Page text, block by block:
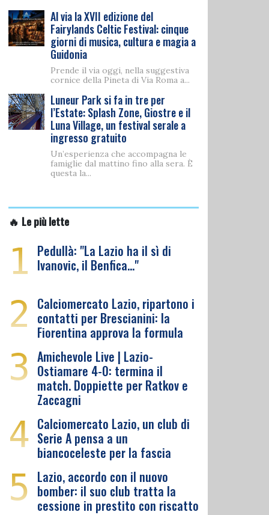
Al via la XVII edizione del
Fairylands Celtic Festival: cinque
giorni di musica, cultura e magia a
Guidonia
Prende il via oggi, nella suggestiva
cornice della Pineta di Via Roma a...
Luneur Park si fa in tre per
l’Estate: Splash Zone, Giostre e il
Luna Village, un festival serale a
ingresso gratuito
Un’esperienza che accompagna le
famiglie dal mattino fino alla sera. È
questa la...
🔥 Le più lette
1 Pedullà: "La Lazio ha il sì di
Ivanovic, il Benfica…"
2 Calciomercato Lazio, ripartono i
contatti per Brescianini: la
Fiorentina approva la formula
3 Amichevole Live | Lazio-
Ostiamare 4-0: termina il
match. Doppiette per Ratkov e
Zaccagni
4 Calciomercato Lazio, un club di
Serie A pensa a un
biancoceleste per la fascia
5 Lazio, accordo con il nuovo
bomber: il suo club tratta la
cessione in prestito con riscatto